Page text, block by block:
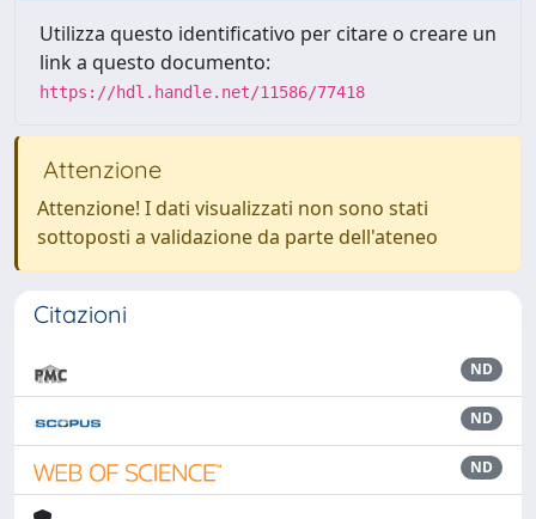
Utilizza questo identificativo per citare o creare un
link a questo documento:
https://hdl.handle.net/11586/77418
Attenzione
Attenzione! I dati visualizzati non sono stati
sottoposti a validazione da parte dell'ateneo
Citazioni
ND
ND
ND